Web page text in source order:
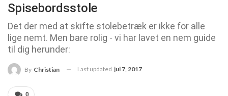
Spisebordsstole
Det der med at skifte stolebetræk er ikke for alle
lige nemt. Men bare rolig - vi har lavet en nem guide
til dig herunder:
By Christian Last updated jul 7, 2017
0